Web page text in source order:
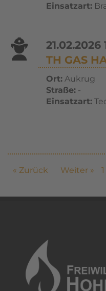
Einsatzart:
21.02.2026
TH GAS
Ort:Aukrug
Straße:-
Einsatzart:
« Zurück Weiter » 1